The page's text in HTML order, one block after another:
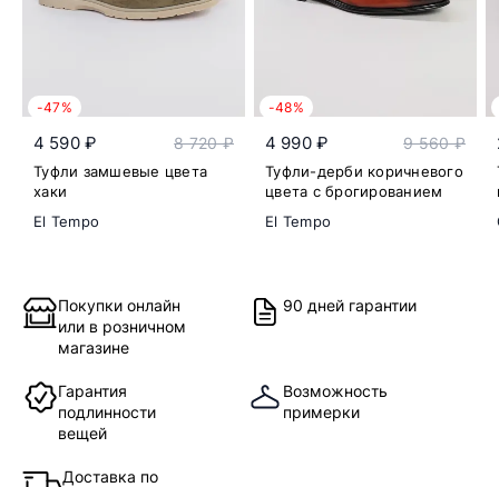
-47%
4 590 ₽ 8 720 ₽
Туфли замшевые цвета
хаки
El Tempo
-48%
4 990 ₽ 9 560 ₽
Туфли-дерби коричневого
цвета с брогированием
El Tempo
Покупки онлайн
или в розничном
магазине
90 дней гарантии
Гарантия
подлинности
вещей
Возможность
примерки
Доставка по